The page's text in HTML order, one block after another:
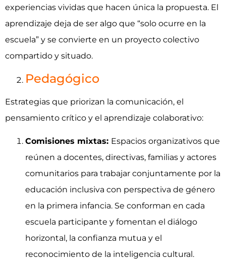
experiencias vividas que hacen única la propuesta. El
aprendizaje deja de ser algo que “solo ocurre en la
escuela” y se convierte en un proyecto colectivo
compartido y situado.
Pedagógico
Estrategias que priorizan la comunicación, el
pensamiento crítico y el aprendizaje colaborativo:
Comisiones mixtas: Espacios organizativos que
reúnen a docentes, directivas, familias y actores
comunitarios para trabajar conjuntamente por la
educación inclusiva con perspectiva de género
en la primera infancia. Se conforman en cada
escuela participante y fomentan el diálogo
horizontal, la confianza mutua y el
reconocimiento de la inteligencia cultural.